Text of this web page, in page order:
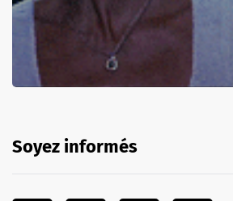
Soyez informés